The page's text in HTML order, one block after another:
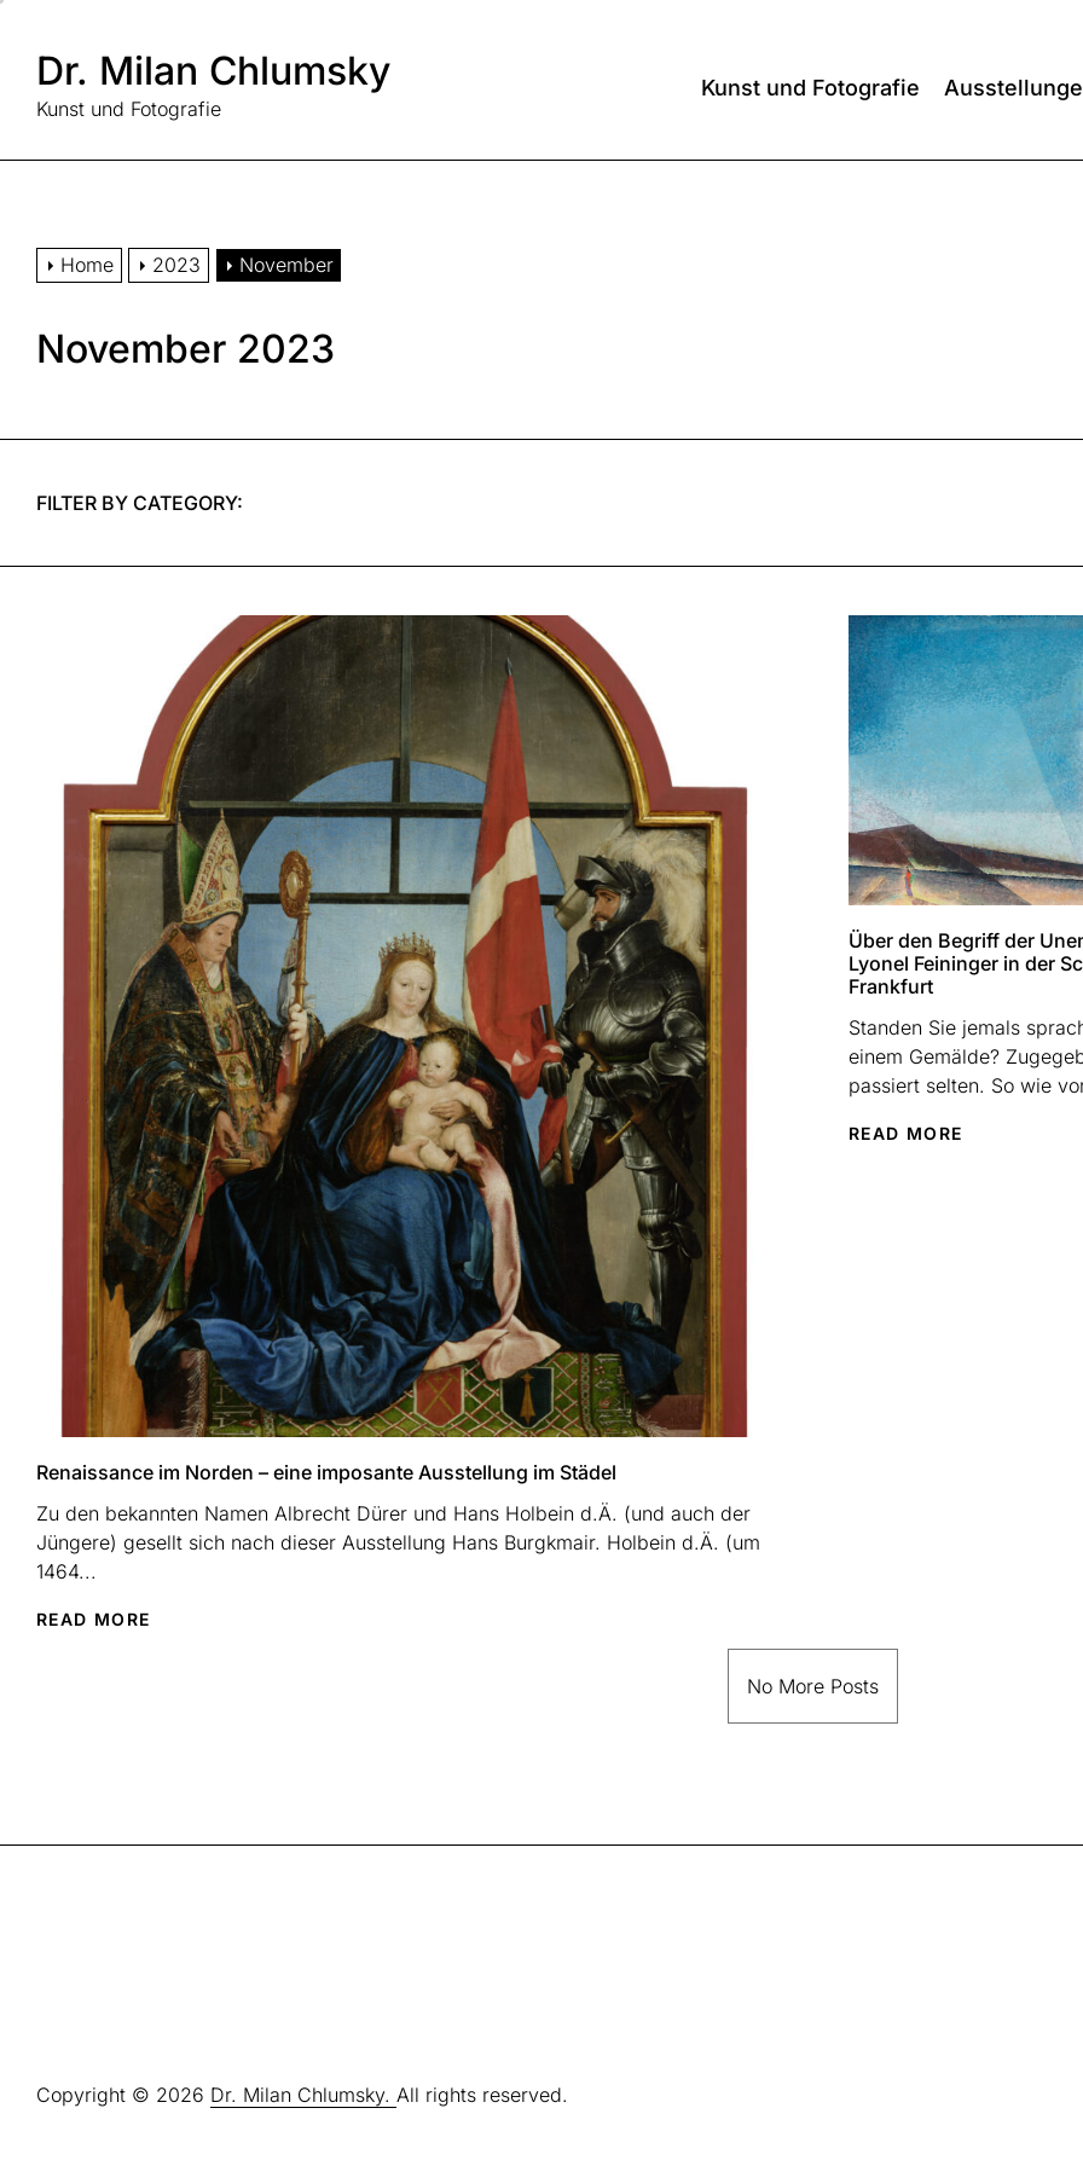
content
Dr. Milan Chlumsky
Kunst und Fotografie
Kunst und Fotografie
Home 2023 November
November 2023
FILTER BY CATEGORY:
Renaissance im Norden – eine imposante Ausstellung im Städel
Zu den bekannten Namen Albrecht Dürer und Hans Holbein d.Ä. (und auch der
Jüngere) gesellt sich nach dieser Ausstellung Hans Burgkmair. Holbein d.Ä. (um
1464...
READ MORE
Über den Begriff der
Lyonel Feininger in der
Frankfurt
Standen Sie jemals
einem Gemälde?
passiert selten. So wie
weil Sie zufälligerweise
READ MORE
No More Posts
Copyright © 2026 Dr. Milan Chlumsky. All rights reserved.